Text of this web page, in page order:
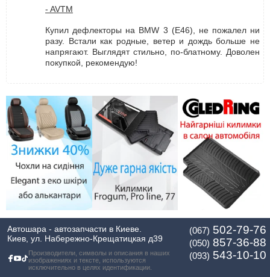
- AVTM
Купил дефлекторы на BMW 3 (E46), не пожалел ни
разу. Встали как родные, ветер и дождь больше не
напрягают. Выглядят стильно, по-блатному. Доволен
покупкой, рекомендую!
Автошара - автозапчасти в Киеве.
Киев, ул. Набережно-Крещатицкая д39
Производители, символы и описания в наших
изображениях и тексте, используются
исключительно в целях идентификации.
(067) 502-79-76
(050) 857-36-88
(093) 543-10-10